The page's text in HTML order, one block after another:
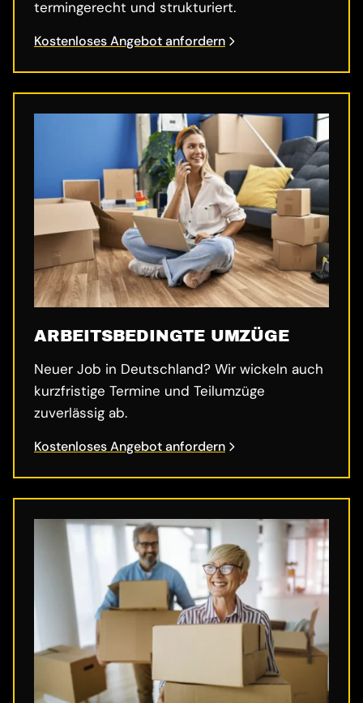
termingerecht und strukturiert.
Kostenloses Angebot anfordern
ARBEITSBEDINGTE UMZÜGE
Neuer Job in Deutschland? Wir wickeln auch
kurzfristige Termine und Teilumzüge
zuverlässig ab.
Kostenloses Angebot anfordern